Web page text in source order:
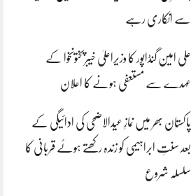
سے انکاری رہے
علی امین گنڈاپور کا وزیراعلیٰ خیبرپختونخوا کے
عہدے سے مستعفی ہونے کا اعلان
پاکستان بھر میں نمازِ عیدالاضحی کی ادائیگی کے
بعد سنتِ ابراہیمی کو زندہ رکھتے ہوئے قربانی کا
سلسلہ شروع